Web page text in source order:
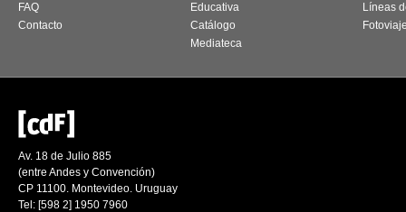
FAQ
Contacto
Educativa
Catálogo
Mediateca
Líneas
Av. 18 de Julio 885
(entre Andes y Convención)
CP 11100. Montevideo. Uruguay
Tel: [598 2] 1950 7960